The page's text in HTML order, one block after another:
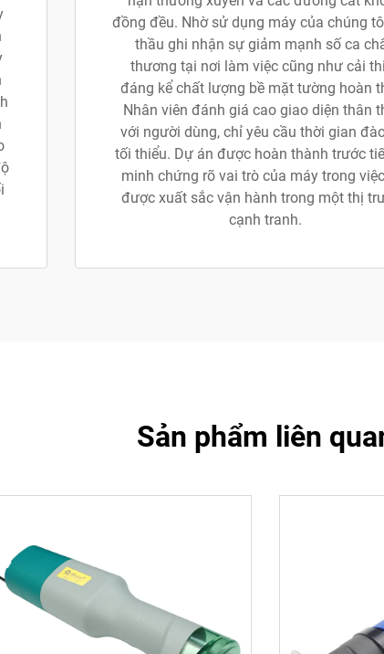
đồng đều. Nhờ sử dụng máy của chúng
thầu ghi nhận sự giảm mạnh số ca
thương tại nơi làm việc cũng như cải
đáng kể chất lượng bề mặt tường hoàn
Nhân viên đánh giá cao giao diện thân
với người dùng, chỉ yêu cầu thời gian
tối thiểu. Dự án được hoàn thành trước
minh chứng rõ vai trò của máy trong
được xuất sắc vận hành trong một thị
cạnh tranh.
Sản phẩm liên